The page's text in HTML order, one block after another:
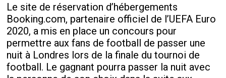
Le site de réservation d’hébergements
Booking.com, partenaire officiel de l’UEFA Euro
2020, a mis en place un concours pour
permettre aux fans de football de passer une
nuit à Londres lors de la finale du tournoi de
football. Le gagnant pourra passer la nuit avec